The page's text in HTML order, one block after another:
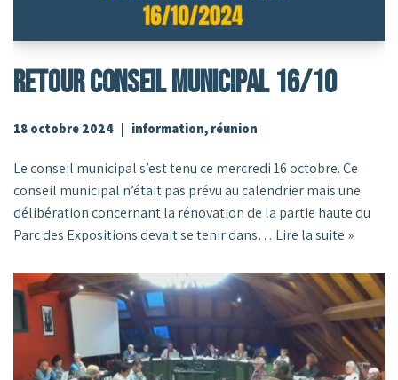
RETOUR CONSEIL MUNICIPAL 16/10
18 octobre 2024 information, réunion
Le conseil municipal s’est tenu ce mercredi 16 octobre. Ce
conseil municipal n’était pas prévu au calendrier mais une
délibération concernant la rénovation de la partie haute du
Parc des Expositions devait se tenir dans… Lire la suite »